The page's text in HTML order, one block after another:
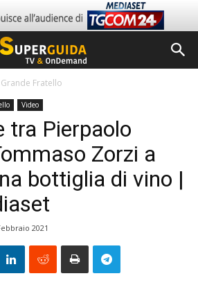
Grande Fratello
Video
tra Pierpaolo
Zorzi a
bottiglia di vino |
2021